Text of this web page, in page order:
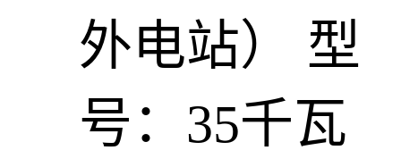
外电站）
型
号：35千瓦